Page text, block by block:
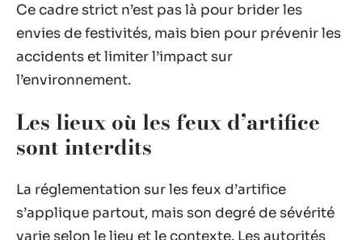
Ce cadre strict n’est pas là pour brider les
envies de festivités, mais bien pour prévenir les
accidents et limiter l’impact sur
l’environnement.
Les lieux où les feux d’artifice
sont interdits
La réglementation sur les feux d’artifice
s’applique partout, mais son degré de sévérité
varie selon le lieu et le contexte. Les autorités